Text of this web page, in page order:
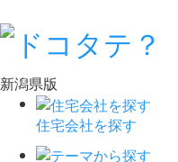
新潟県版
住宅会社を探す